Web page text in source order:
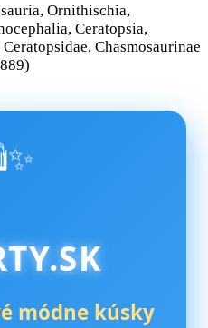
Ornithischia,
Ceratopsia,
Chasmosaurinae
módne kúsky